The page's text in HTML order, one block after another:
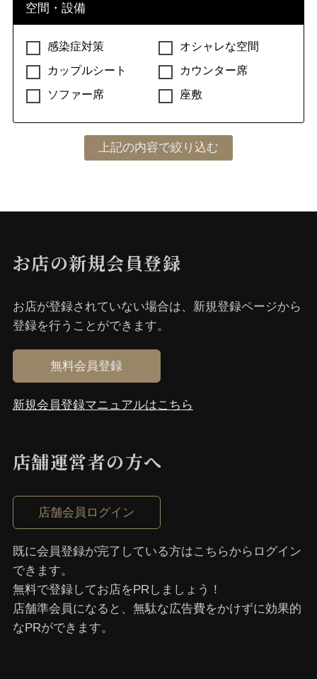
空間・設備
感染症対策
オシャレな空間
カップルシート
カウンター席
ソファー席
座敷
お店の新規会員登録
お店が登録されていない場合は、新規登録ページから
登録を⾏うことができます。
無料会員登録
新規会員登録マニュアルはこちら
店舗運営者の⽅へ
店舗会員ログイン
既に会員登録が完了している⽅はこちらからログイン
できます。
無料で登録してお店をPRしましょう！
店舗準会員になると、無駄な広告費をかけずに効果的
なPRができます。